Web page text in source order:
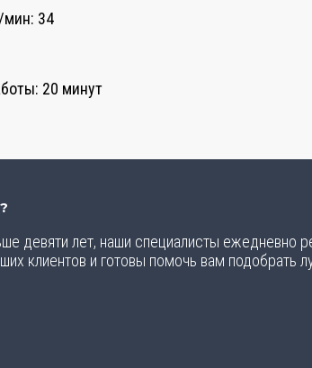
мин: 34
20 минут
девяти лет, наши специалисты ежедневно
клиентов и готовы помочь вам подобрать